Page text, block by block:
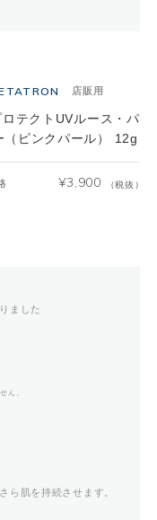
店販用
テクトUVルース・パ
（ピンクパール） 12g
¥3,900 （税抜）
ました
ん。
ら肌を持続させます。